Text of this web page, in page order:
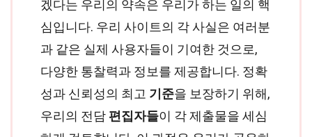
겠다는 우리의 약속은 우리가 하는 일의 핵
심입니다. 우리 사이트의 각 사실은 여러분
과 같은 실제 사용자들이 기여한 것으로,
다양한 통찰력과 정보를 제공합니다. 정확
성과 신뢰성의 최고 기준을 보장하기 위해,
우리의 전담 편집자들이 각 제출물을 세심